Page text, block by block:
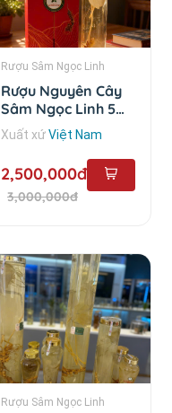
Rượu Sâm Ngọc Linh
Rượu Nguyên Cây
Sâm Ngọc Linh 5
Năm - 1 lít
Xuất xứViệt Nam
2,500,000đ
3,000,000đ
Rượu Sâm Ngọc Linh